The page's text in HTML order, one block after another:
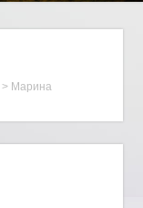
> Марина